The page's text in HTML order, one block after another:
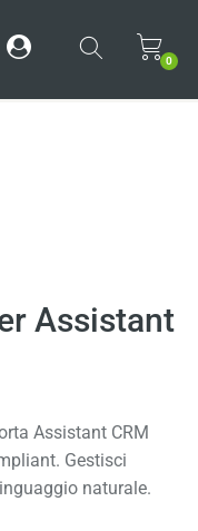
0
Assistant
Assistant CRM
Gestisci
naturale.